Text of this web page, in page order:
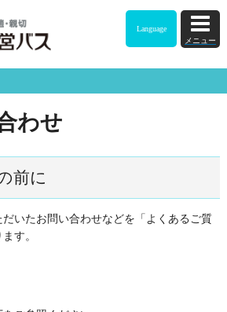
メニュー
Language
わせ
前に
いたお問い合わせなどを「よくあるご質
す。